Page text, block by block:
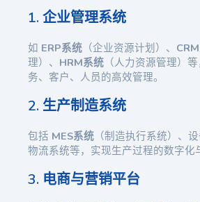
1. 企业管理系统
如 ERP系统 （企业资源计划）、
理）、 HRM系统 （人力资源管理）
务、客户、人员的高效管理。
2. 生产制造系统
包括 MES系统 （制造执行系统）、
物流系统等，实现生产过程的数字化
3. 电商与营销平台